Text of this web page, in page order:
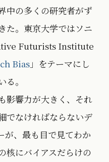
中の多くの研究者がず
た。東京大学ではソニ
Futurists Institute
Bias」をテーマにし
。
影響力が大きく、それ
でなければならないデ
が、最も目で見てわか
核にバイアスだらけの